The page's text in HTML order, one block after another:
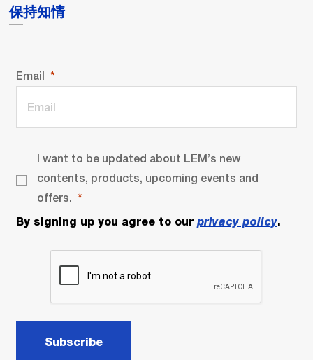
保持知情
Email
I want to be updated about LEM’s new
contents, products, upcoming events and
offers.
By signing up you agree to our privacy policy.
Subscribe